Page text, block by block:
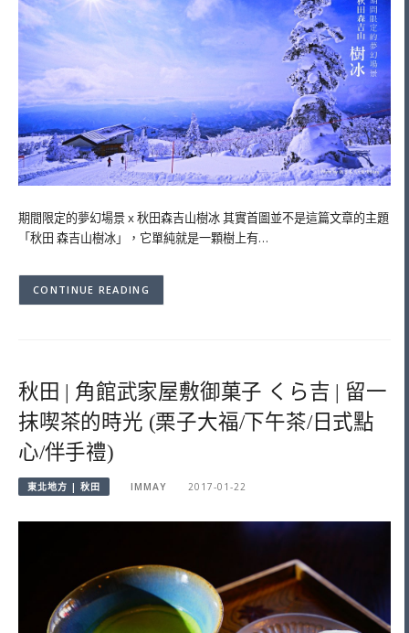
期間限定的夢幻場景 x 秋田森吉山樹冰 其實首圖並不是這篇文章的主題
「秋田 森吉山樹冰」，它單純就是一顆樹上有…
CONTINUE READING
秋田 | 角館武家屋敷御菓子 くら吉 | 留一
抹喫茶的時光 (栗子大福/下午茶/日式點
心/伴手禮)
東北地方 | 秋田 IMMAY 2017-01-22